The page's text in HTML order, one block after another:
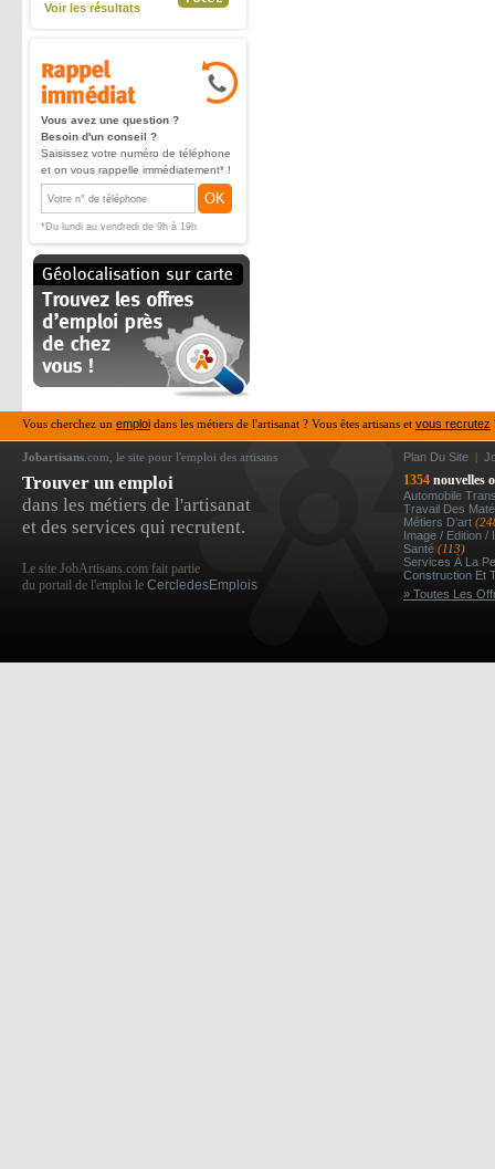
Voir les résultats
Vous avez une question ?
Besoin d'un conseil ?
Saisissez votre numéro de téléphone
et on vous rappelle immédiatement* !
OK
*Du lundi au vendredi de 9h à 19h
Vous cherchez un emploi dans les métiers de l'artisanat ? Vous êtes artisans et vous recrutez
Jobartisans .com, le site pour l'emploi des artisans Plan Du Site |
Trouver un emploi
dans les métiers de l'artisanat
et des services qui recrutent.
Le site JobArtisans.com fait partie
du portail de l'emploi le CercledesEmplois
1354 nouvelles
Automobile
Travail Des
Métiers D’art
Image / Edition /
Santé (113)
Services À La
Construction Et
» Toutes Les